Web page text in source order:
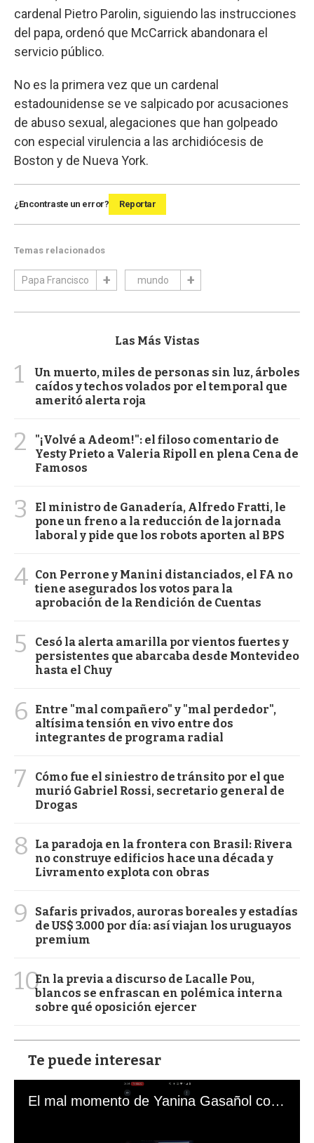
cardenal Pietro Parolin, siguiendo las instrucciones
del papa, ordenó que McCarrick abandonara el
servicio público.
No es la primera vez que un cardenal
estadounidense se ve salpicado por acusaciones
de abuso sexual, alegaciones que han golpeado
con especial virulencia a las archidiócesis de
Boston y de Nueva York.
¿Encontraste un error? Reportar
Temas relacionados
Papa Francisco mundo
Las Más Vistas
1
Un muerto, miles de personas sin luz, árboles
caídos y techos volados por el temporal que
ameritó alerta roja
2
"¡Volvé a Adeom!": el filoso comentario de
Yesty Prieto a Valeria Ripoll en plena Cena de
Famosos
3
El ministro de Ganadería, Alfredo Fratti, le
pone un freno a la reducción de la jornada
laboral y pide que los robots aporten al BPS
4 Con Perrone y Manini distanciados, el FA no
tiene asegurados los votos para la
aprobación de la Rendición de Cuentas
5
Cesó la alerta amarilla por vientos fuertes y
persistentes que abarcaba desde Montevideo
hasta el Chuy
6
Entre "mal compañero" y "mal perdedor",
altísima tensión en vivo entre dos
integrantes de programa radial
7
Cómo fue el siniestro de tránsito por el que
murió Gabriel Rossi, secretario general de
Drogas
8
La paradoja en la frontera con Brasil: Rivera
no construye edificios hace una década y
Livramento explota con obras
9
Safaris privados, auroras boreales y estadías
de US$ 3.000 por día: así viajan los uruguayos
premium
10En la previa a discurso de Lacalle Pou,
blancos se enfrascan en polémica interna
sobre qué oposición ejercer
Te puede interesar
El mal momento de Yanina Gasañol con un hincha argentino en "Subrayado"